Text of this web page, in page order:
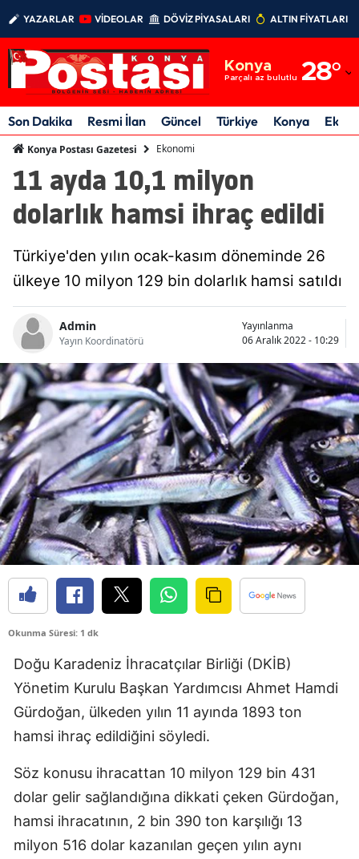
YAZARLAR VİDEOLAR DÖVİZ PİYASALARI ALTIN FİYATLARI
Konya
Parçalı az bulutlu 28°
Adıyaman
Afyonkarahisar
Amasya
Ankara
Artvin
Aydın
Balıkesir
Bilecik
Bingöl
Bitlis
Bolu
Burdur
Bursa
Denizli
Diyarbakır
Elazığ
Erzincan
Erzurum
Son Dakika Resmi İlan Güncel Türkiye Konya
Konya Postası Gazetesi Ekonomi
11 ayda 10,1 milyon
dolarlık hamsi ihraç edildi
Türkiye'den yılın ocak-kasım döneminde 26
ülkeye 10 milyon 129 bin dolarlık hamsi satıldı
Admin
Yayın Koordinatörü
Yayınlanma
06 Aralık 2022 - 10:29
Okunma Süresi: 1 dk
Doğu Karadeniz İhracatçılar Birliği (DKİB)
Yönetim Kurulu Başkan Yardımcısı Ahmet Hamdi
Gürdoğan, ülkeden yılın 11 ayında 1893 ton
hamsi ihraç edildiğini söyledi.
Söz konusu ihracattan 10 milyon 129 bin 431
dolar gelir sağlandığına dikkati çeken Gürdoğan,
hamsi ihracatının, 2 bin 390 ton karşılığı 13
milyon 516 dolar kazanılan geçen yılın aynı